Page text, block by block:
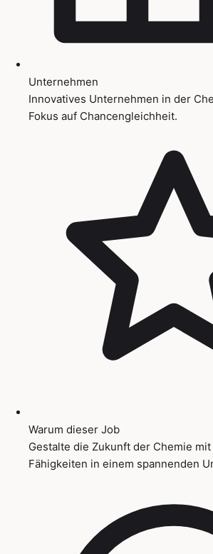
Unternehmen
Innovatives Unternehmen in der
Fokus auf Chancengleichheit.
Warum dieser Job
Gestalte die Zukunft der Chemie
Fähigkeiten in einem spannenden